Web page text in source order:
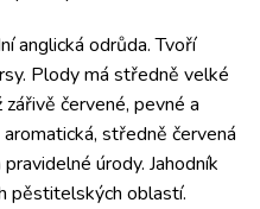
anglická odrůda. Tvoří
Plody má středně velké
červené, pevné a
středně červená
úrody. Jahodník
pěstitelských oblastí.